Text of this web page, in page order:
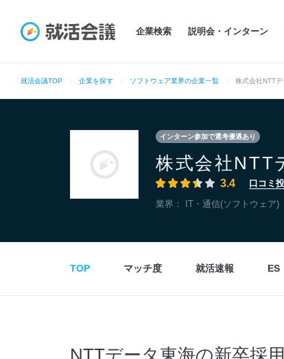
企業検索 説明会・インターン
就活会議TOP 企業を探す ソフトウェア業界の企業一覧 株式会社NTT
インターン参加で選考優遇あり
株式会社NTT
3.4 口コミ
業界： IT・通信(ソフトウェア)
TOP マッチ度 就活速報 ES
NTTデータ東海の新卒採